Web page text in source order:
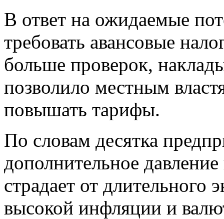
В ответ на ожидаемые
требовать авансовые
больше проверок,
позволило местным
повышать тарифы.
По словам десятка
дополнительное
страдает от длительного
высокой инфляции и